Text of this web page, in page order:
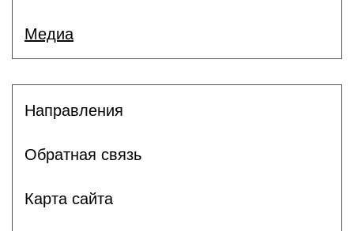
Медиа
Направления
Обратная связь
Карта сайта